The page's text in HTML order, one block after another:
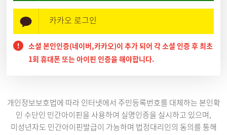
카카오 로그인
소셜 본인인증(네이버,카카오)이 추가 되어 각 소셜 인증 후 최초
1회 휴대폰 또는 아이핀 인증을 해야합니다.
개인정보보호법에 따라 인터넷에서 주민등록번호를 대체하는 본인확
인 수단인 민간아이핀을 사용하여 실명인증을 실시하고 있으며,
미성년자도 민간아이핀발급이 가능하며 법정대리인의 동의를 통해